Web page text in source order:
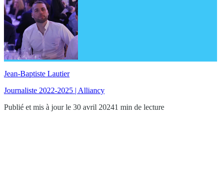
Jean-Baptiste Lautier
Journaliste 2022-2025 | Alliancy
Publié et mis à jour le 30 avril 20241 min de lecture